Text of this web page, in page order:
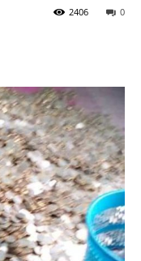
0
2406